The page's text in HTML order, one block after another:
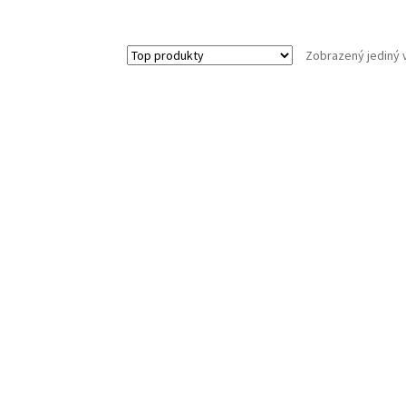
Zobrazený jediný